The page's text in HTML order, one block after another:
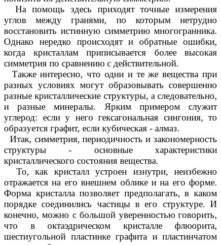
На помощь здесь приходят точные измерения
углов между гранями, по которым нетрудно
восстановить истинную симметрию многогранника.
Однако нередко происходят и обратные ошибки,
когда кристаллам приписывается более высокая
симметрия по сравнению с действительной.
Также интересно, что одни и те же вещества при
разных условиях могут образовывать совершенно
разные кристаллические структуры, а следовательно,
и разные минералы. Ярким примером служит
углерод: если у него гексагональная сингония, то
образуется графит, если кубическая - алмаз.
Итак, симметрия, периодичность и закономерность
структуры - основные характеристики
кристаллического состояния вещества.
То, как кристалл устроен изнутри, неизбежно
отражается на его внешнем облике и на его форме.
Форма кристалла позволяет предполагать, в каком
порядке соединились частицы в его структуре. И
конечно, можно с большой уверенностью говорить,
что в октаэдрическом кристалле флюорита,
шестиугольной пластинке графита и пластинчатом